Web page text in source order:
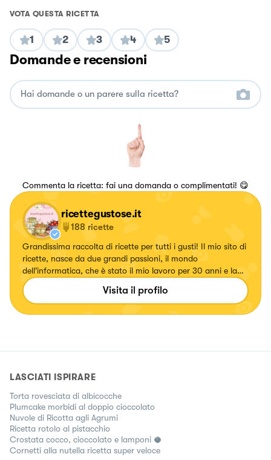
VOTA QUESTA RICETTA
1 2 3 4 5
Domande e recensioni
Commenta la ricetta: fai una domanda o complimentati! 😋
ricettegustose.it
188 ricette
Grandissima raccolta di ricette per tutti i gusti! Il mio sito di
ricette, nasce da due grandi passioni, il mondo
dell'informatica, che è stato il mio lavoro per 30 anni e la
passione per i fornelli.
Visita il profilo
LASCIATI ISPIRARE
Torta rovesciata di albicocche
Plumcake morbidi al doppio cioccolato
Nuvole di Ricotta agli Agrumi
Ricetta rotolo al pistacchio
Crostata cocco, cioccolato e lamponi 🥥
Cornetti alla nutella ricetta super veloce